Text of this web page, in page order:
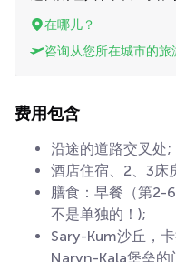
在哪儿？
咨询从您所在城市的旅
费用包含
沿途的道路交叉处;
酒店住宿、2、3床
膳食：早餐（第2-
不是单独的！);
Sary-Kum沙丘，
Naryn-Kala堡垒的